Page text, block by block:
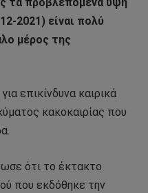
2021) είναι πολύ
μέρος της
επικίνδυνα καιρικά
κακοκαιρίας που
ότι το έκτακτο
που εκδόθηκε την